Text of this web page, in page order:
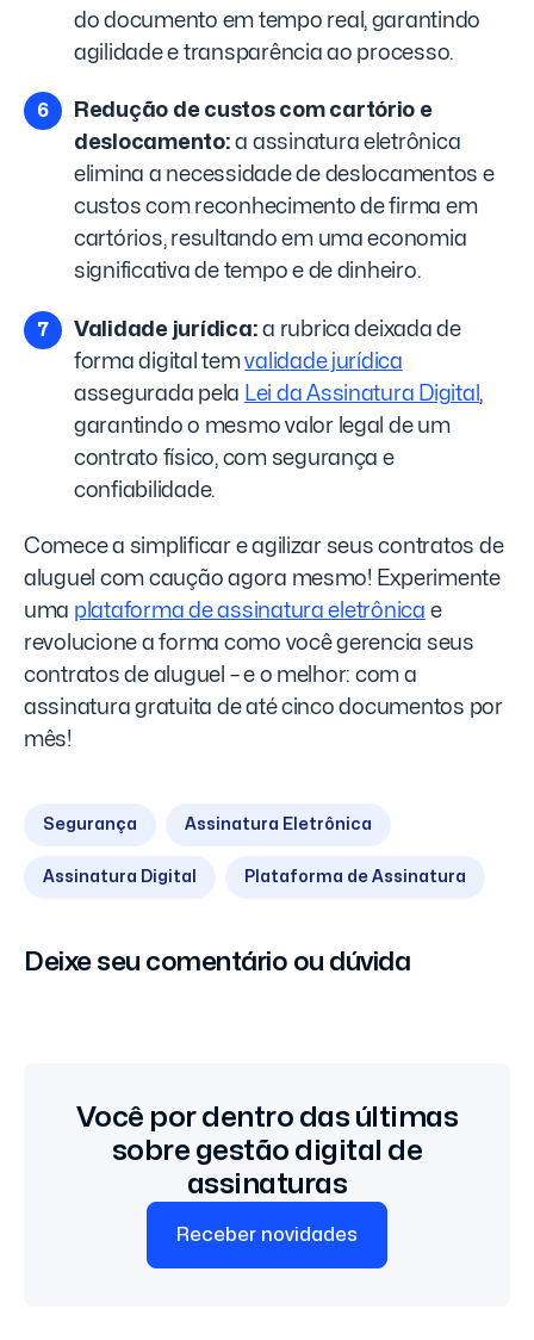
do documento em tempo real, garantindo
agilidade e transparência ao processo.
Redução de custos com cartório e
deslocamento: a assinatura eletrônica
elimina a necessidade de deslocamentos e
custos com reconhecimento de firma em
cartórios, resultando em uma economia
significativa de tempo e de dinheiro.
Validade jurídica: a rubrica deixada de
forma digital temvalidade jurídica
assegurada pela Lei da Assinatura Digital ,
garantindo o mesmo valor legal de um
contrato físico, com segurança e
confiabilidade.
Comece a simplificar e agilizar seus contratos de
aluguel com caução agora mesmo! Experimente
uma plataforma de assinatura eletrônica e
revolucione a forma como você gerencia seus
contratos de aluguel – e o melhor: com a
assinatura gratuita de até cinco documentos por
mês!
Segurança Assinatura Eletrônica
Assinatura Digital Plataforma de Assinatura
Deixe seu comentário ou dúvida
Você por dentro das últimas
sobre gestão digital de
assinaturas
Receber novidades